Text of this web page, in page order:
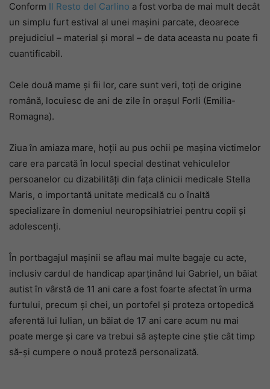
Conform Il Resto del Carlino a fost vorba de mai mult decât
un simplu furt estival al unei mașini parcate, deoarece
prejudiciul – material și moral – de data aceasta nu poate fi
cuantificabil.
Cele două mame și fii lor, care sunt veri, toți de origine
română, locuiesc de ani de zile în orașul Forli (Emilia-
Romagna).
Ziua în amiaza mare, hoții au pus ochii pe mașina victimelor
care era parcată în locul special destinat vehiculelor
persoanelor cu dizabilități din fața clinicii medicale Stella
Maris, o importantă unitate medicală cu o înaltă
specializare în domeniul neuropsihiatriei pentru copii și
adolescenți.
În portbagajul mașinii se aflau mai multe bagaje cu acte,
inclusiv cardul de handicap aparținând lui Gabriel, un băiat
autist în vârstă de 11 ani care a fost foarte afectat în urma
furtului, precum și chei, un portofel și proteza ortopedică
aferentă lui Iulian, un băiat de 17 ani care acum nu mai
poate merge și care va trebui să aștepte cine știe cât timp
să-și cumpere o nouă proteză personalizată.